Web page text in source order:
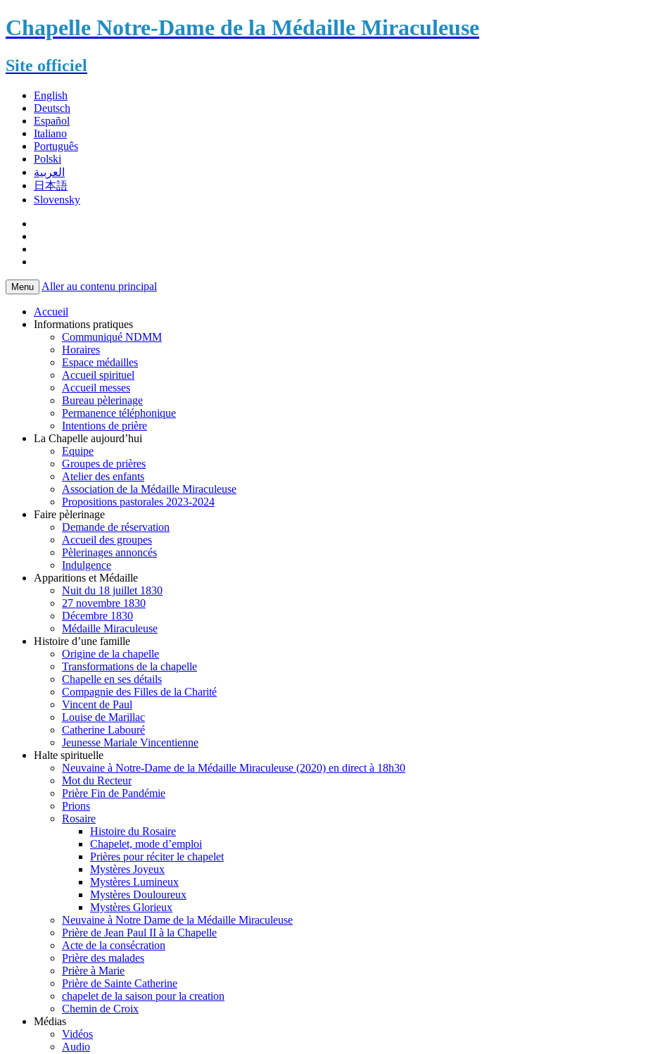
Chapelle Notre-Dame de la Médaille Miraculeuse
Site officiel
English
Deutsch
Español
Italiano
Português
Polski
العربية
日本語
Slovensky
Menu Aller au contenu principal
Accueil
Informations pratiques
Communiqué NDMM
Horaires
Espace médailles
Accueil spirituel
Accueil messes
Bureau pèlerinage
Permanence téléphonique
Intentions de prière
La Chapelle aujourd’hui
Equipe
Groupes de prières
Atelier des enfants
Association de la Médaille Miraculeuse
Propositions pastorales 2023-2024
Faire pèlerinage
Demande de réservation
Accueil des groupes
Pèlerinages annoncés
Indulgence
Apparitions et Médaille
Nuit du 18 juillet 1830
27 novembre 1830
Décembre 1830
Médaille Miraculeuse
Histoire d’une famille
Origine de la chapelle
Transformations de la chapelle
Chapelle en ses détails
Compagnie des Filles de la Charité
Vincent de Paul
Louise de Marillac
Catherine Labouré
Jeunesse Mariale Vincentienne
Halte spirituelle
Neuvaine à Notre-Dame de la Médaille Miraculeuse (2020) en direct à 18h30
Mot du Recteur
Prière Fin de Pandémie
Prions
Rosaire
Histoire du Rosaire
Chapelet, mode d’emploi
Prières pour réciter le chapelet
Mystères Joyeux
Mystères Lumineux
Mystères Douloureux
Mystères Glorieux
Neuvaine à Notre Dame de la Médaille Miraculeuse
Prière de Jean Paul II à la Chapelle
Acte de la consécration
Prière des malades
Prière à Marie
Prière de Sainte Catherine
chapelet de la saison pour la creation
Chemin de Croix
Médias
Vidéos
Audio